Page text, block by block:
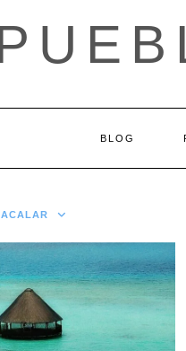
BLOG